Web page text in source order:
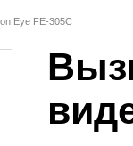
Eye FE-305C